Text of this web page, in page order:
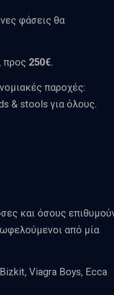
φάσεις θα
προς 250€.
παροχές:
& stools για όλους.
και όσους
από μία
Viagra Boys, Ecca